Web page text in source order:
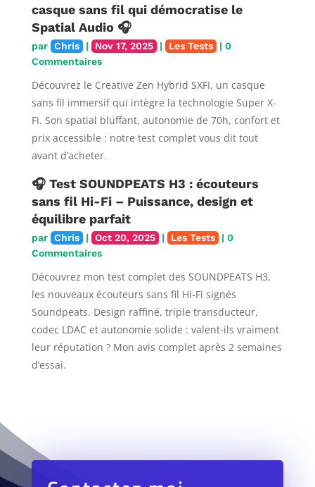
casque sans fil qui démocratise le
Spatial Audio 🎧
par Chris | Nov 17, 2025 | Les Tests | 0
Commentaires
Découvrez le Creative Zen Hybrid SXFI, un casque
sans fil immersif qui intègre la technologie Super X-
Fi. Son spatial bluffant, autonomie de 70h, confort et
prix accessible : notre test complet vous dit tout
avant d’acheter.
🎧 Test SOUNDPEATS H3 : écouteurs
sans fil Hi-Fi – Puissance, design et
équilibre parfait
par Chris | Oct 20, 2025 | Les Tests | 0
Commentaires
Découvrez mon test complet des SOUNDPEATS H3,
les nouveaux écouteurs sans fil Hi-Fi signés
Soundpeats. Design raffiné, triple transducteur,
codec LDAC et autonomie solide : valent-ils vraiment
leur réputation ? Mon avis complet après 2 semaines
d’essai.